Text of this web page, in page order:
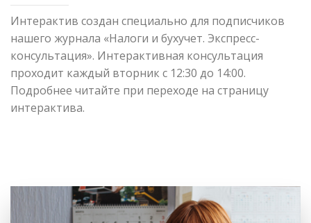
Интерактив создан специально для подписчиков
нашего журнала «Налоги и бухучет. Экспресс-
консультация». Интерактивная консультация
проходит каждый вторник с 12:30 до 14:00.
Подробнее читайте при переходе на страницу
интерактива.